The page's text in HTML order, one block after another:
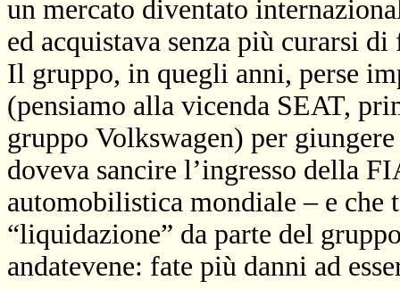
un mercato diventato
ed acquistava senza più curarsi
Il gruppo, in quegli anni, perse
(pensiamo alla vicenda SEAT,
gruppo Volkswagen) per
doveva sancire l’ingresso della
automobilistica mondiale – e che
“liquidazione” da parte del
andatevene: fate più danni ad